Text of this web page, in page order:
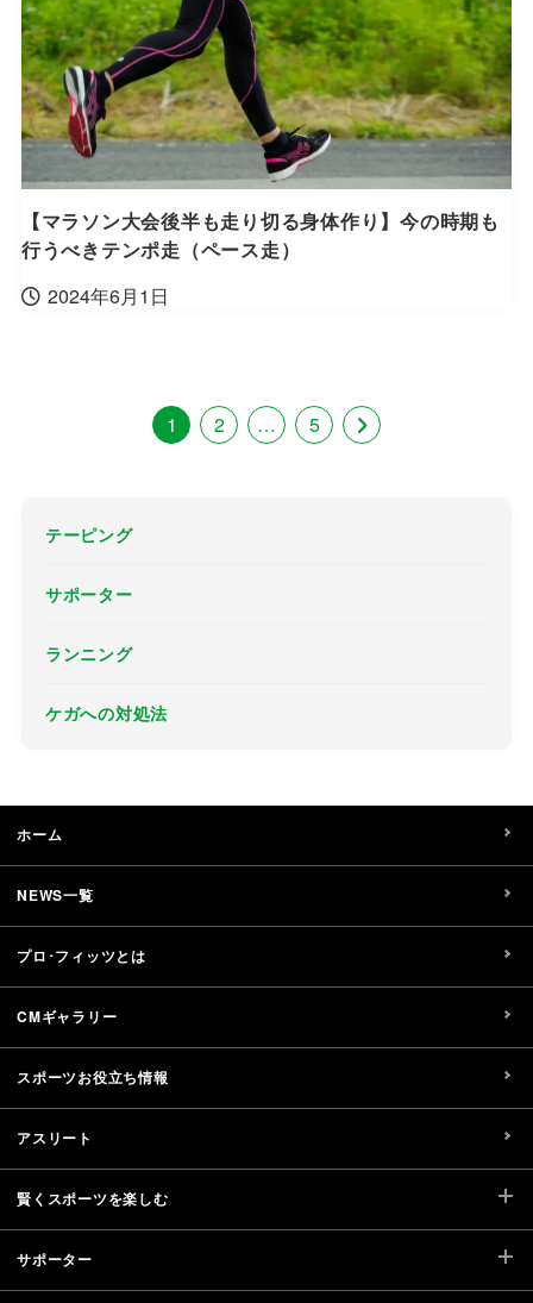
【マラソン大会後半も走り切る身体作り】今の時期も
行うべきテンポ走（ペース走）
2024年6月1日
1 2 … 5
テーピング
サポーター
ランニング
ケガへの対処法
ホーム
NEWS一覧
プロ･フィッツとは
CMギャラリー
スポーツお役立ち情報
アスリート
賢くスポーツを楽しむ
サポーター